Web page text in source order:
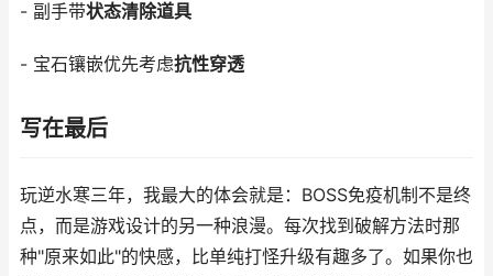
- 副手带状态清除道具
- 宝石镶嵌优先考虑抗性穿透
写在最后
玩逆水寒三年，我最大的体会就是：BOSS免疫机制不是终
点，而是游戏设计的另一种浪漫。每次找到破解方法时那
种"原来如此"的快感，比单纯打怪升级有趣多了。如果你也